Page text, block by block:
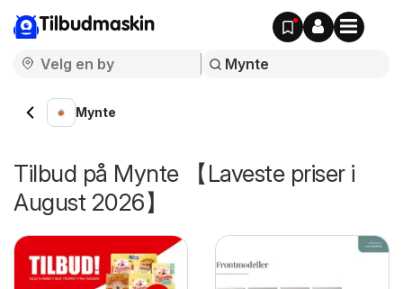
Tilbudmaskin
Mynte
Tilbud på Mynte 【Laveste priser i
August 2026】